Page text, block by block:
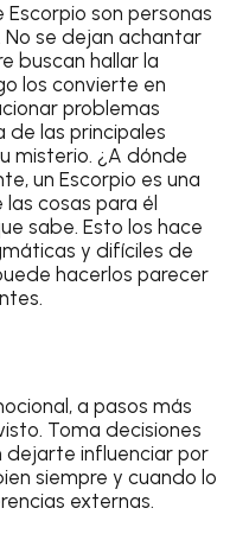
Escorpio son personas
se dejan achantar
buscan hallar la
los convierte en
problemas
de las principales
misterio. ¿A dónde
unEscorpio es una
cosas para él
sabe. Esto los hace
y difíciles de
hacerlos parecer
a pasos más
Toma decisiones
dejarte influenciar por
siempre y cuando lo
externas.